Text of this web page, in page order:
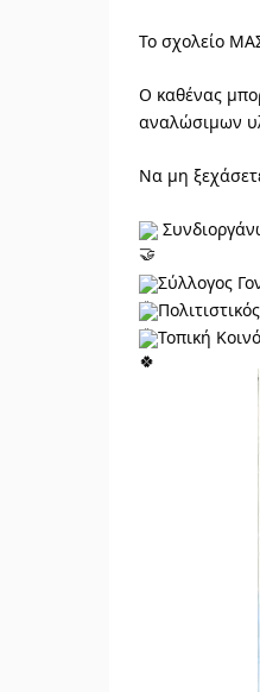
Το σχολείο
Ο καθένας
αναλώσιμων
Να μη
Σύλλογος
Τοπική